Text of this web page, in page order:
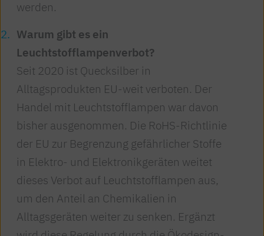
werden.
Warum gibt es ein
Leuchtstofflampenverbot?
Seit 2020 ist Quecksilber in
Alltagsprodukten EU-weit verboten. Der
Handel mit Leuchtstofflampen war davon
bisher ausgenommen. Die RoHS-Richtlinie
der EU zur Begrenzung gefährlicher Stoffe
in Elektro- und Elektronikgeräten weitet
dieses Verbot auf Leuchtstofflampen aus,
um den Anteil an Chemikalien in
Alltagsgeräten weiter zu senken. Ergänzt